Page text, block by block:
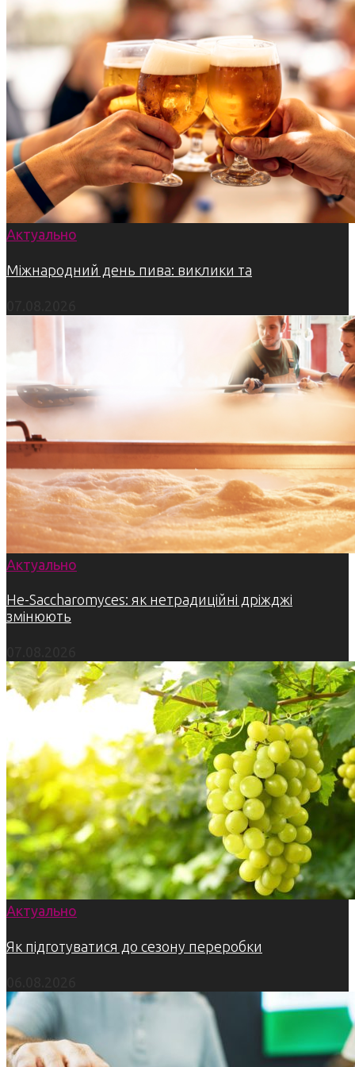
Актуально
Міжнародний день пива: виклики та
Актуально
Не-Saccharomyces: як нетрадиційні дріжджі
змінюють
Актуально
Як підготуватися до сезону переробки